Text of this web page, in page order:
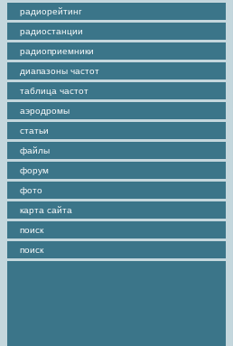
радиорейтинг
радиостанции
радиоприемники
диапазоны частот
таблица частот
аэродромы
статьи
файлы
форум
фото
карта сайта
поиск
поиск